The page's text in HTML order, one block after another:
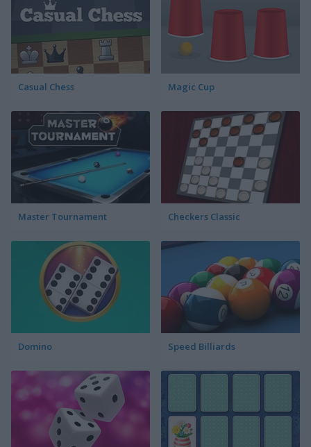
Casual Chess Magic Cup
Master Tournament Checkers Classic
Domino Speed Billiards